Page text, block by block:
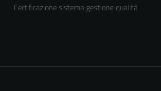
Certificazione sistema gestione qualità